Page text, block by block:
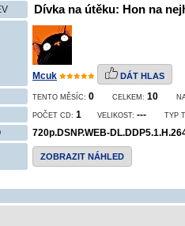
Dívka na útěku: Hon na
Mcuk DÁT HLAS
TENTO MĚSÍC: 0 CELKEM: 10
POČET CD: 1 VELIKOST: --- TYP
720p.DSNP.WEB-
ZOBRAZIT NÁHLED